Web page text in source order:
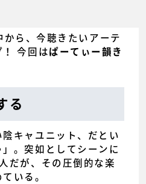
ら、今聴きたいアーテ
今回はぱーてぃー韻き
る
キャユニット、だとい
。突如としてシーンに
だが、その圧倒的な楽
いる。